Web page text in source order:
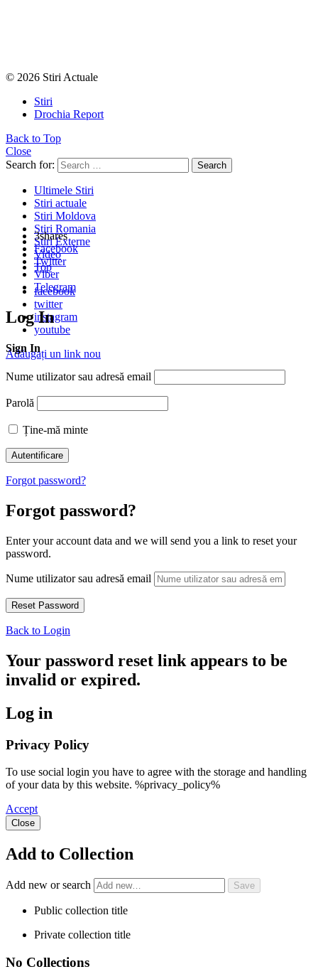
© 2026 Stiri Actuale
Stiri
Drochia Report
Back to Top
Close
Search for:
Search
Ultimele Stiri
Stiri actuale
Stiri Moldova
Stiri Romania
Stiri Externe
Video
Top
facebook
twitter
instagram
youtube
Adăugați un link nou
3shares
Facebook
Twitter
Viber
Telegram
Log In
Sign In
Nume utilizator sau adresă email
Parolă
Ține-mă minte
Forgot password?
Forgot password?
Enter your account data and we will send you a link to reset your
password.
Nume utilizator sau adresă email
Back to Login
Your password reset link appears to be
invalid or expired.
Log in
Privacy Policy
To use social login you have to agree with the storage and handling
of your data by this website. %privacy_policy%
Accept
Close
Add to Collection
Add new or search
Public collection title
Private collection title
No Collections